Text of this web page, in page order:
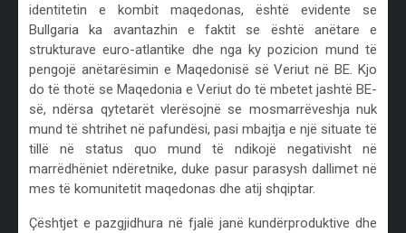
identitetin e kombit maqedonas, është evidente se
Bullgaria ka avantazhin e faktit se është anëtare e
strukturave euro-atlantike dhe nga ky pozicion mund të
pengojë anëtarësimin e Maqedonisë së Veriut në BE. Kjo
do të thotë se Maqedonia e Veriut do të mbetet jashtë BE-
së, ndërsa qytetarët vlerësojnë se mosmarrëveshja nuk
mund të shtrihet në pafundësi, pasi mbajtja e një situate të
tillë në status quo mund të ndikojë negativisht në
marrëdhëniet ndëretnike, duke pasur parasysh dallimet në
mes të komunitetit maqedonas dhe atij shqiptar.
Çështjet e pazgjidhura në fjalë janë kundërproduktive dhe